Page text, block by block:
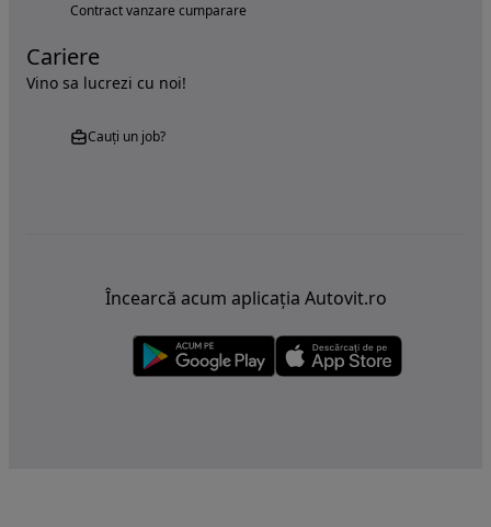
Contract vanzare cumparare
Cariere
Vino sa lucrezi cu noi!
Cauți un job?
Încearcă acum aplicația Autovit.ro